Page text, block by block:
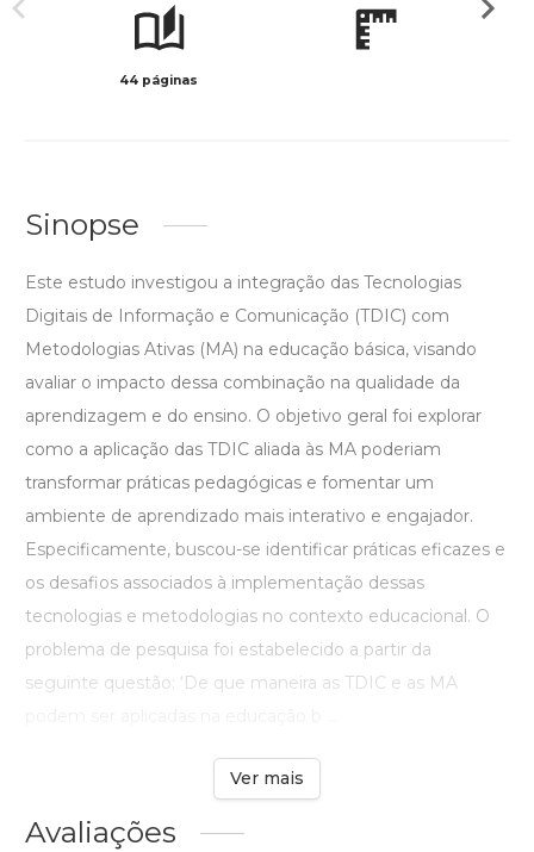
44 páginas
Sinopse
Este estudo investigou a integração das Tecnologias
Digitais de Informação e Comunicação (TDIC) com
Metodologias Ativas (MA) na educação básica, visando
avaliar o impacto dessa combinação na qualidade da
aprendizagem e do ensino. O objetivo geral foi explorar
como a aplicação das TDIC aliada às MA poderiam
transformar práticas pedagógicas e fomentar um
ambiente de aprendizado mais interativo e engajador.
Especificamente, buscou-se identificar práticas eficazes e
os desafios associados à implementação dessas
tecnologias e metodologias no contexto educacional. O
problema de pesquisa foi estabelecido a partir da
seguinte questão: ‘De que maneira as TDIC e as MA
Ver mais
Avaliações